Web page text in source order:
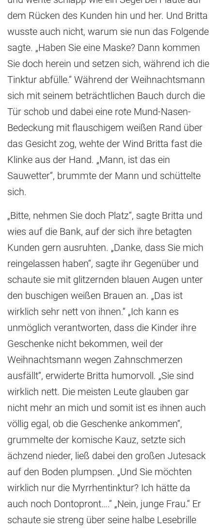
dem Rücken des Kunden hin und her. Und Britta
wusste auch nicht, warum sie nun das Folgende
sagte. „Haben Sie eine Maske? Dann kommen
Sie doch herein und setzen sich, während ich die
Tinktur abfülle.“ Während der Weihnachtsmann
sich mit seinem beträchtlichen Bauch durch die
Tür schob und dabei eine rote Mund-Nasen-
Bedeckung mit flauschigem weißen Rand über
das Gesicht zog, wehte der Wind Britta fast die
Klinke aus der Hand. „Mann, ist das ein
Sauwetter“, brummte der Mann und schüttelte
sich.
„Bitte, nehmen Sie doch Platz“, sagte Britta und
wies auf die Bank, auf der sich ihre betagten
Kunden gern ausruhten. „Danke, dass Sie mich
reingelassen haben“, sagte ihr Gegenüber und
schaute sie mit glitzernden blauen Augen unter
den buschigen weißen Brauen an. „Das ist
wirklich sehr nett von ihnen.“ „Ich kann es
unmöglich verantworten, dass die Kinder ihre
Geschenke nicht bekommen, weil der
Weihnachtsmann wegen Zahnschmerzen
ausfällt“, erwiderte Britta humorvoll. „Sie sind
wirklich nett. Die meisten Leute glauben gar
nicht mehr an mich und somit ist es ihnen auch
völlig egal, ob die Geschenke ankommen“,
grummelte der komische Kauz, setzte sich
ächzend nieder, ließ dabei den großen Jutesack
auf den Boden plumpsen. „Und Sie möchten
wirklich nur die Myrrhentinktur? Ich hätte da
auch noch Dontopront….“ „Nein, junge Frau.“ Er
schaute sie streng über seine halbe Lesebrille